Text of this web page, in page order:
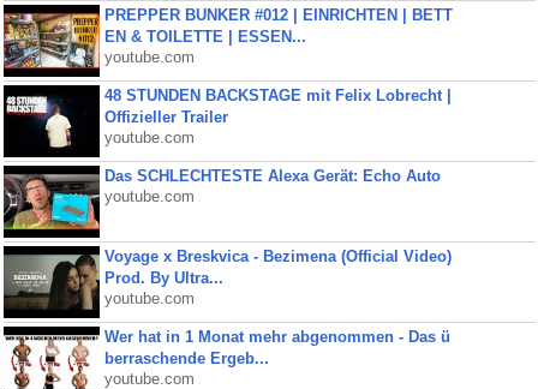
PREPPER BUNKER #012 | EINRICHTEN | BETT
EN & TOILETTE | ESSEN...
youtube.com
48 STUNDEN BACKSTAGE mit Felix Lobrecht |
Offizieller Trailer
youtube.com
Das SCHLECHTESTE Alexa Gerät: Echo Auto
youtube.com
Voyage x Breskvica - Bezimena (Official Video)
Prod. By Ultra...
youtube.com
Wer hat in 1 Monat mehr abgenommen - Das ü
berraschende Ergeb...
youtube.com